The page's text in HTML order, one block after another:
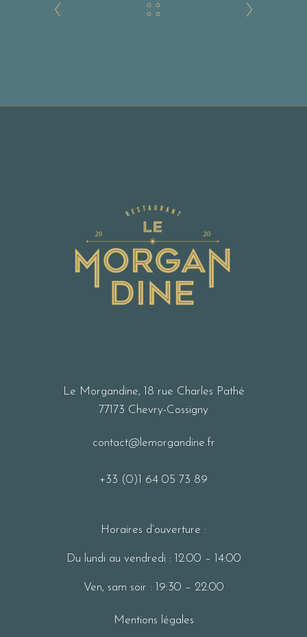
Le Morgandine, 18 rue Charles Pathé
77173 Chevry-Cossigny
contact@lemorgandine.fr
+33 (0)1 64 05 73 89
Horaires d’ouverture :
Du lundi au vendredi : 12:00 – 14:00
Ven, sam soir : 19:30 – 22:00
Mentions légales